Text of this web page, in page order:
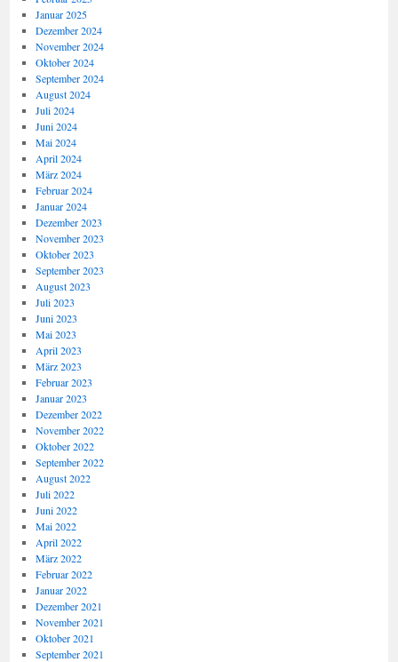
Januar 2025
Dezember 2024
November 2024
Oktober 2024
September 2024
August 2024
Juli 2024
Juni 2024
Mai 2024
April 2024
März 2024
Februar 2024
Januar 2024
Dezember 2023
November 2023
Oktober 2023
September 2023
August 2023
Juli 2023
Juni 2023
Mai 2023
April 2023
März 2023
Februar 2023
Januar 2023
Dezember 2022
November 2022
Oktober 2022
September 2022
August 2022
Juli 2022
Juni 2022
Mai 2022
April 2022
März 2022
Februar 2022
Januar 2022
Dezember 2021
November 2021
Oktober 2021
September 2021